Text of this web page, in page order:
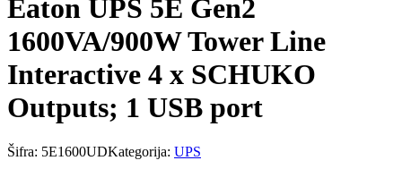
Eaton UPS 5E Gen2
1600VA/900W Tower Line
Interactive 4 x SCHUKO
Outputs; 1 USB port
Šifra: 5E1600UDKategorija: UPS